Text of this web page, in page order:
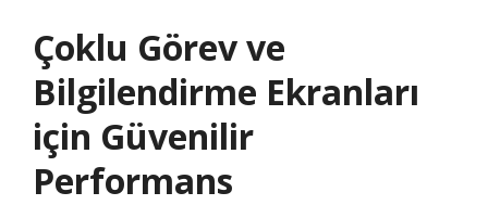
Çoklu Görev ve
Bilgilendirme Ekranları
için Güvenilir
Performans​